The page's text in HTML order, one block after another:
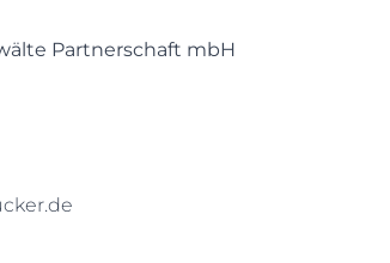
Partnerschaft mbH